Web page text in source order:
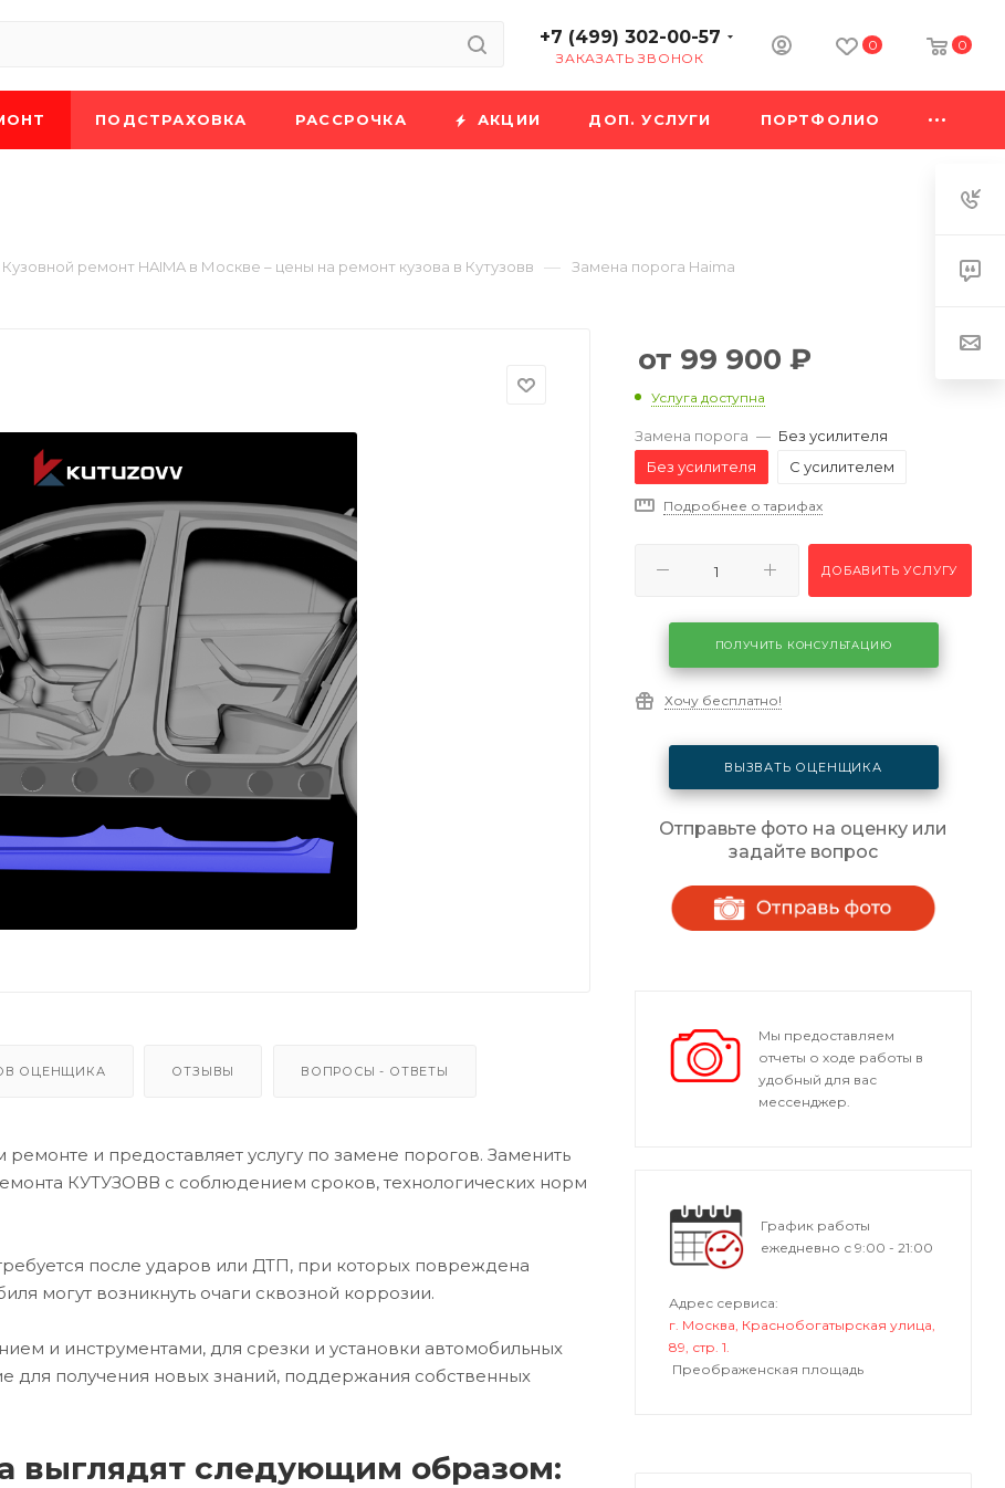
+7 (499) 302-00-57
ЗАКАЗАТЬ ЗВОНОК
0 0
ПОДСТРАХОВКА РАССРОЧКА АКЦИИ ДОП. УСЛУГИ ПОРТФОЛИО
Кузовной ремонт HAIMA в Москве – цены на ремонт кузова в Кутузовв — Замена порога Haima
ОЦЕНЩИКА ОТЗЫВЫ ВОПРОСЫ - ОТВЕТЫ
и предоставляет услугу по замене порогов. Заменить
КУТУЗОВВ с соблюдением сроков, технологических норм
после ударов или ДТП, при которых повреждена
могут возникнуть очаги сквозной коррозии.
и инструментами, для срезки и установки автомобильных
для получения новых знаний, поддержания собственных
выглядят следующим образом:
99 900 ₽
Услуга доступна
Замена порога — Без усилителя
Без усилителя
С усилителем
Подробнее о тарифах
ДОБАВИТЬ УСЛУГУ
ПОЛУЧИТЬ КОНСУЛЬТАЦИЮ
Хочу бесплатно!
ВЫЗВАТЬ ОЦЕНЩИКА
Отправьте фото на оценку или
задайте вопрос
Мы предоставляем
отчеты о ходе работы в
удобный для вас
мессенджер.
График работы
ежедневно с 9:00 - 21:00
Адрес сервиса:
г. Москва, Краснобогатырская улица,
89, стр. 1.
Преображенская площадь